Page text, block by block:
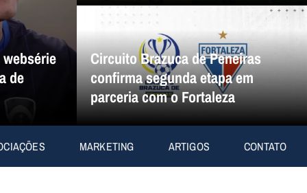
de
Circuito Brazuca de Peneiras
confirma segunda etapa em
parceria com o Fortaleza
MARKETING ARTIGOS CONTATO